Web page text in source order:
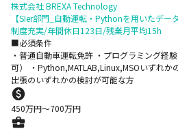
株式会社 BREXA Technology
【SIer部門_自動運転・Pythonを用いたデ
制度充実/年間休日123日/残業月平均15h
■必須条件
・普通自動車運転免許 ・プログラミング経
可） ・Python,MATLAB,Linux,MSOいずれか
出張のいずれかの検討が可能な方
450万円〜700万円